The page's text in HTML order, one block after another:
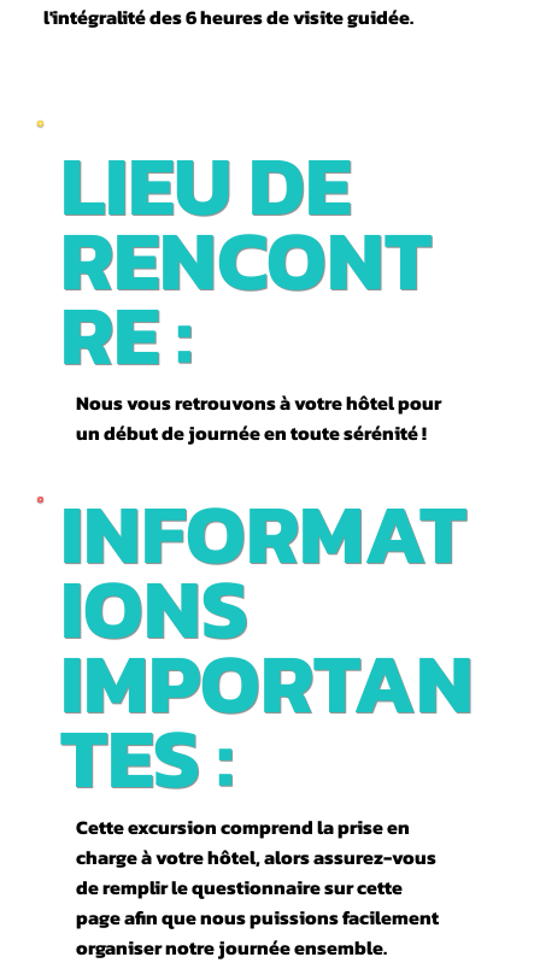
l'intégralité des 6 heures de visite guidée.
LIEU DE
RENCONT
RE :
Nous vous retrouvons à votre hôtel pour
un début de journée en toute sérénité !
INFORMAT
IONS
IMPORTAN
TES :
Cette excursion comprend la prise en
charge à votre hôtel, alors assurez-vous
de remplir le questionnaire sur cette
page afin que nous puissions facilement
organiser notre journée ensemble.